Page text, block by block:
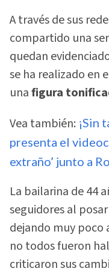
A través de sus
compartido una
quedan
se ha realizado en
unafigura
Vea también: ¡Sin
presenta el
extraño’ junto a
La bailarina de 44
seguidores al
dejando muy poco
no todos fueron
criticaron sus